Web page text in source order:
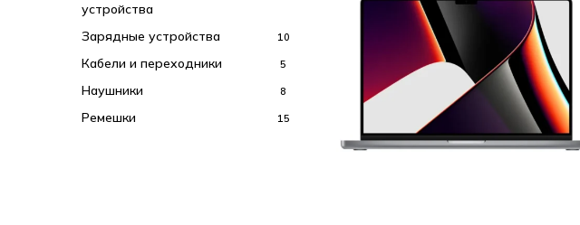
устройства
Зарядные устройства 10
Кабели и переходники 5
Наушники 8
Ремешки 15